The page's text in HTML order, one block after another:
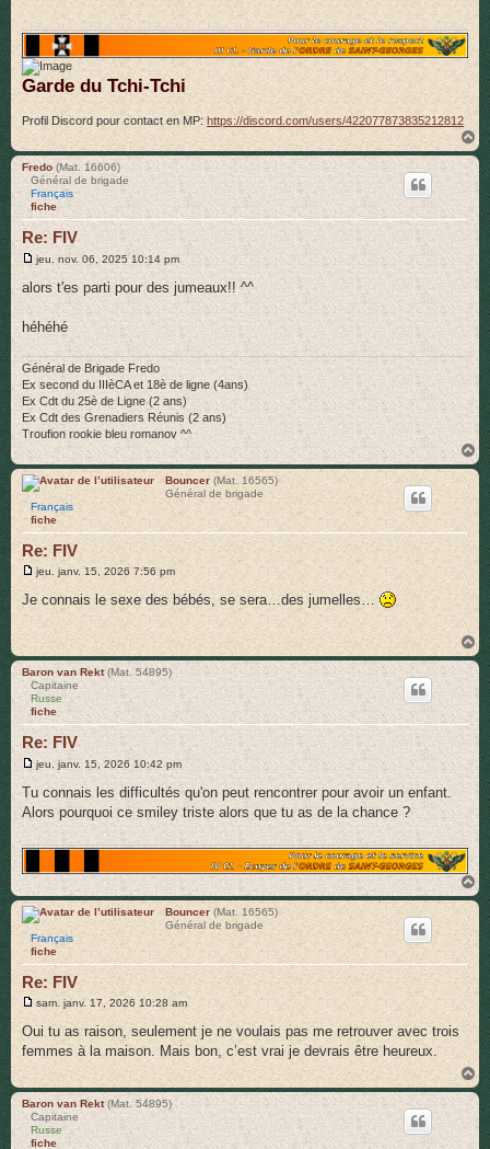
h
o
r
2
Garde du Tchi-Tchi
Profil Discord pour contact en MP: https://discord.com/users/422077873835212812
a
u
Fredo (Mat. 16606)
Général de brigade
Français
fiche
Re: FIV
M
e
s
a
g
jeu. nov. 06, 2025 10:14 pm
alors t'es parti pour des jumeaux!! ^^
héhéhé
Général de Brigade Fredo
Ex second du IIIèCA et 18è de ligne (4ans)
Ex Cdt du 25è de Ligne (2 ans)
Ex Cdt des Grenadiers Réunis (2 ans)
Troufion rookie bleu romanov ^^
H
a
u
Bouncer (Mat. 16565)
Général de brigade
Français
fiche
Re: FIV
M
s
jeu. janv. 15, 2026 7:56 pm
Je connais le sexe des bébés, se sera…des jumelles…
H
a
u
Baron van Rekt(Mat. 54895)
Capitaine
Russe
fiche
Re: FIV
M
e
s
a
jeu. janv. 15, 2026 10:42 pm
Tu connais les difficultés qu'on peut rencontrer pour avoir un enfant.
Alors pourquoi ce smiley triste alors que tu as de la chance ?
H
a
u
Bouncer (Mat. 16565)
Général de brigade
Français
fiche
Re: FIV
M
s
a
sam. janv. 17, 2026 10:28 am
Oui tu as raison, seulement je ne voulais pas me retrouver avec trois
femmes à la maison. Mais bon, c’est vrai je devrais être heureux.
a
u
Baron van Rekt(Mat. 54895)
Capitaine
Russe
fiche